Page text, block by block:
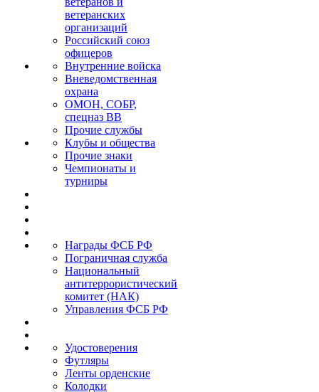
ветеранских
организаций
Российский союз
офицеров
Внутренние войска
Вневедомственная
охрана
ОМОН, СОБР,
спецназ ВВ
Прочие службы
Клубы и общества
Прочие знаки
Чемпионаты и
турниры
Награды ФСБ РФ
Пограничная служба
Национальный
антитеррористический
комитет (НАК)
Управления ФСБ РФ
Удостоверения
Футляры
Ленты орденские
Колодки